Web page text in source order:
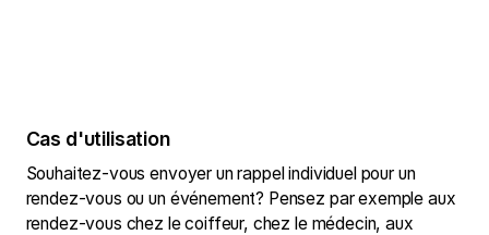
Cas d'utilisation
Souhaitez-vous envoyer un rappel individuel pour un
rendez-vous ou un événement? Pensez par exemple aux
rendez-vous chez le coiffeur, chez le médecin, aux